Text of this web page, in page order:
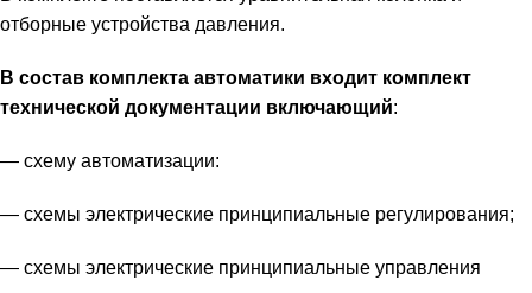
отборные устройства давления.
В состав комплекта автоматики входит комплект
технической документации включающий:
— схему автоматизации:
— схемы электрические принципиальные регулирования;
— схемы электрические принципиальные управления